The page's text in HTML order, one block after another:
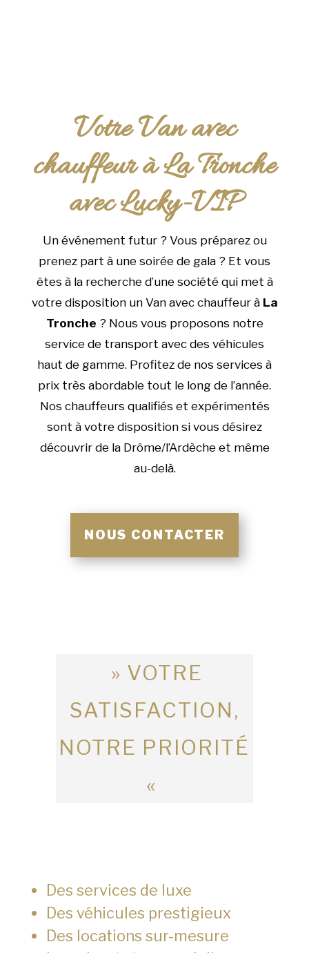
Votre Van avec
chauffeur à La Tronche
avec Lucky-VIP
Un événement futur ? Vous préparez ou
prenez part à une soirée de gala ? Et vous
êtes à la recherche d’une société qui met à
votre disposition un Van avec chauffeur à La
Tronche ? Nous vous proposons notre
service de transport avec des véhicules
haut de gamme. Profitez de nos services à
prix très abordable tout le long de l’année.
Nos chauffeurs qualifiés et expérimentés
sont à votre disposition si vous désirez
découvrir de la Drôme/l’Ardèche et même
au-delà.
NOUS CONTACTER
» VOTRE
SATISFACTION,
NOTRE PRIORITÉ
«
Des services de luxe
Des véhicules prestigieux
Des locations sur-mesure